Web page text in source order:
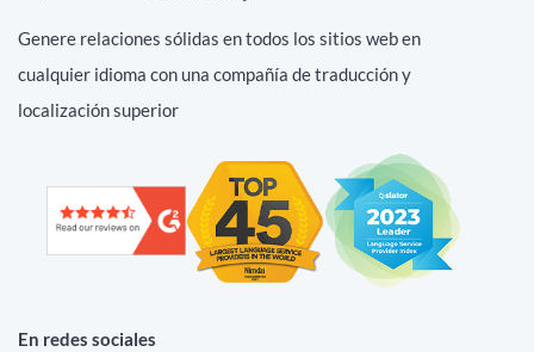
Genere relaciones sólidas en todos los sitios web en
cualquier idioma con una compañía de traducción y
localización superior
En redes sociales